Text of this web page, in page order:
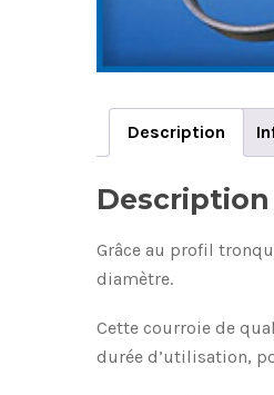
Description
Description
Grâce au profil
diamètre.
Cette courroie de
durée d’utilisation,